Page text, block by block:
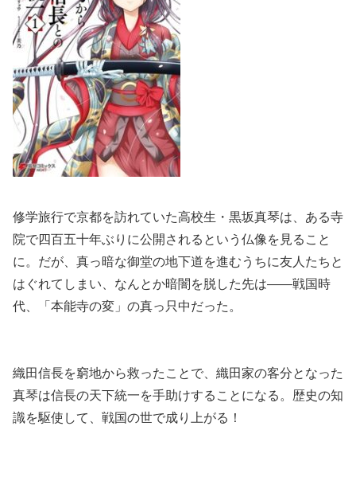
修学旅行で京都を訪れていた高校生・黒坂真琴は、ある寺
院で四百五十年ぶりに公開されるという仏像を見ること
に。だが、真っ暗な御堂の地下道を進むうちに友人たちと
はぐれてしまい、なんとか暗闇を脱した先は――戦国時
代、「本能寺の変」の真っ只中だった。
織田信長を窮地から救ったことで、織田家の客分となった
真琴は信長の天下統一を手助けすることになる。歴史の知
識を駆使して、戦国の世で成り上がる！